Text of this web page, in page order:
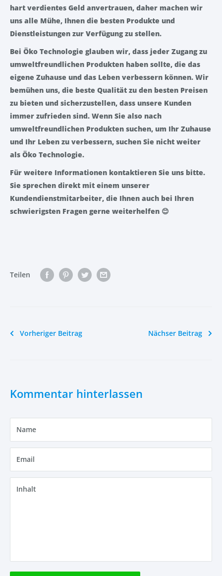
hart verdientes Geld anvertrauen, daher machen wir
uns alle Mühe, Ihnen die besten Produkte und
Dienstleistungen zur Verfügung zu stellen.
Bei Öko Technologie glauben wir, dass jeder Zugang zu
umweltfreundlichen Produkten haben sollte, die das
eigene Zuhause und das Leben verbessern können. Wir
bemühen uns, die beste Qualität zu den besten Preisen
zu bieten und sicherzustellen, dass unsere Kunden
immer zufrieden sind. Wenn Sie also nach
umweltfreundlichen Produkten suchen, um Ihr Zuhause
und Ihr Leben zu verbessern, suchen Sie nicht weiter
als Öko Technologie.
Für weitere Informationen kontaktieren Sie uns bitte.
Sie sprechen direkt mit einem unserer
Kundendienstmitarbeiter, die Ihnen auch bei Ihren
schwierigsten Fragen gerne weiterhelfen 😊
Teilen
Vorheriger Beitrag Nächser Beitrag
Kommentar hinterlassen
Name
Email
Inhalt